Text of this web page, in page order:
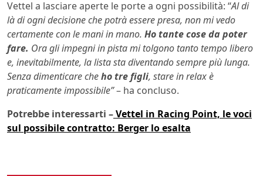
Vettel a lasciare aperte le porte a ogni possibilità: “Al di
là di ogni decisione che potrà essere presa, non mi vedo
certamente con le mani in mano. Ho tante cose da poter
fare. Ora gli impegni in pista mi tolgono tanto tempo libero
e, inevitabilmente, la lista sta diventando sempre più lunga.
Senza dimenticare cheho tre figli, stare in relax è
praticamente impossibile”– ha concluso.
Potrebbe interessarti –Vettel in Racing Point, le voci
sul possibile contratto: Berger lo esalta